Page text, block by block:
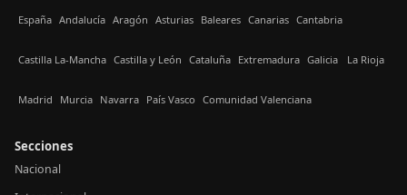
España Andalucía Aragón Asturias Baleares Canarias Cantabria
Castilla La-Mancha Castilla y León Cataluña Extremadura Galicia La Rioja
Madrid Murcia Navarra País Vasco Comunidad Valenciana
Secciones
Nacional